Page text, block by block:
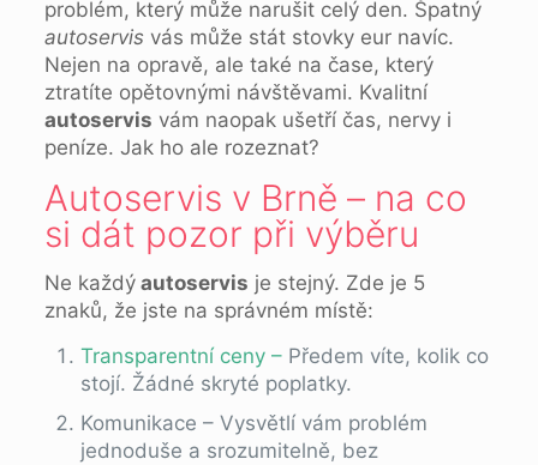
problém, který může narušit celý den. Špatný
autoservis vás může stát stovky eur navíc.
Nejen na opravě, ale také na čase, který
ztratíte opětovnými návštěvami. Kvalitní
autoservis vám naopak ušetří čas, nervy i
peníze. Jak ho ale rozeznat?
Autoservis v Brně – na co
si dát pozor při výběru
Ne každýautoservis je stejný. Zde je 5
znaků, že jste na správném místě:
Transparentní ceny –Předem víte, kolik co
stojí. Žádné skryté poplatky.
Komunikace – Vysvětlí vám problém
jednoduše a srozumitelně, bez